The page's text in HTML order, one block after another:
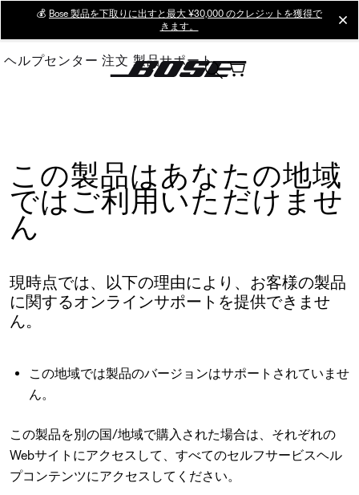
Main
💰 Bose 製品を下取りに出すと最大 ¥30,000 のクレジットを獲得で
きます。
ヘルプセンター 注文 製品サポート
この製品はあなたの地域
ではご利用いただけませ
ん
現時点では、以下の理由により、お客様の製品
に関するオンラインサポートを提供できませ
ん。
この地域では製品のバージョンはサポートされていませ
ん。
この製品を別の国/地域で購入された場合は、それぞれの
Webサイトにアクセスして、すべてのセルフサービスヘル
プコンテンツにアクセスしてください。